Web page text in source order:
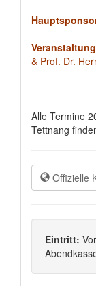
& Prof. Dr.
Alle Termine
Tettnang
Offizielle
Eintritt: